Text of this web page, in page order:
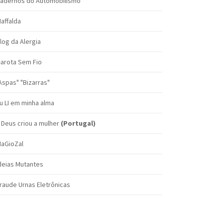
da Alergia
Sem Fio
"Bizarras"
LI em minha alma
Deus criou a mulher (Portugal)
Mutantes
Urnas Eletrônicas